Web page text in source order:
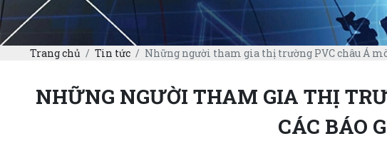
Trang chủ Tin tức Những người tham gia thị trường PVC châu Á
NHỮNG NGƯỜI THAM GIA THỊ
CÁC BÁO